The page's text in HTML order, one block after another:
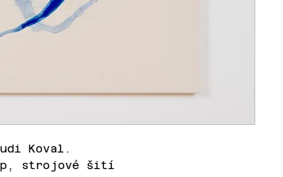
Koval.
strojové šití